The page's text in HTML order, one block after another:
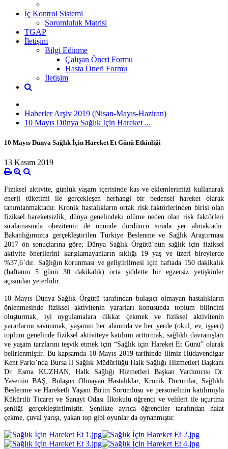
İç Kontrol Sistemi
Sorumluluk Matrisi
TGAP
İletişim
Bilgi Edinme
Çalışan Öneri Formu
Hasta Öneri Formu
İletişim
Haberler Arşiv 2019 (Nisan-Mayıs-Haziran)
10 Mayıs Dünya Sağlık İçin Hareket ...
10 Mayıs Dünya Sağlık İçin Hareket Et Günü Etkinliği
13 Kasım 2019
Fiziksel aktivite, günlük yaşam içerisinde kas ve eklemlerimizi kullanarak
enerji tüketimi ile gerçekleşen herhangi bir bedensel hareket olarak
tanımlanmaktadır. Kronik hastalıkların ortak risk faktörlerinden birisi olan
fiziksel hareketsizlik, dünya genelindeki ölüme neden olan risk faktörleri
sıralamasında obezitenin de önünde dördüncü sırada yer almaktadır.
Bakanlığımızca gerçekleştirilen Türkiye Beslenme ve Sağlık Araştırması
2017 ön sonuçlarına göre; Dünya Sağlık Örgütü’nün sağlık için fiziksel
aktivite önerilerini karşılamayanların sıklığı 19 yaş ve üzeri bireylerde
%37,6’dır. Sağlığın korunması ve geliştirilmesi için haftada 150 dakikalık
(haftanın 5 günü 30 dakikalık) orta şiddette bir egzersiz yetişkinler
açısından yeterlidir.
10 Mayıs Dünya Sağlık Örgütü tarafından bulaşıcı olmayan hastalıkların
önlenmesinde fiziksel aktivitenin yararları konusunda toplum bilincini
oluşturmak, iyi uygulamalara dikkat çekmek ve fiziksel aktivitenin
yararlarını savunmak, yaşamın her alanında ve her yerde (okul, ev, işyeri)
toplum genelinde fiziksel aktiviteye katılımı arttırmak, sağlıklı davranışları
ve yaşam tarzlarını teşvik etmek için “Sağlık için Hareket Et Günü” olarak
belirlenmiştir. Bu kapsamda 10 Mayıs 2019 tarihinde ilimiz Hüdavendigar
Kent Parkı’nda Bursa İl Sağlık Müdürlüğü Halk Sağlığı Hizmetleri Başkanı
Dr. Esma KUZHAN, Halk Sağlığı Hizmetleri Başkan Yardımcısı Dr.
Yasemin BAŞ, Bulaşıcı Olmayan Hastalıklar, Kronik Durumlar, Sağlıklı
Beslenme ve Hareketli Yaşam Birim Sorumlusu ve personelinin katılımıyla
Kükürtlü Ticaret ve Sanayi Odası İlkokulu öğrenci ve velileri ile uçurtma
şenliği gerçekleştirilmiştir. Şenlikte ayrıca öğrenciler tarafından halat
çekme, çuval yarışı, yakan top gibi oyunlar da oynanmıştır.